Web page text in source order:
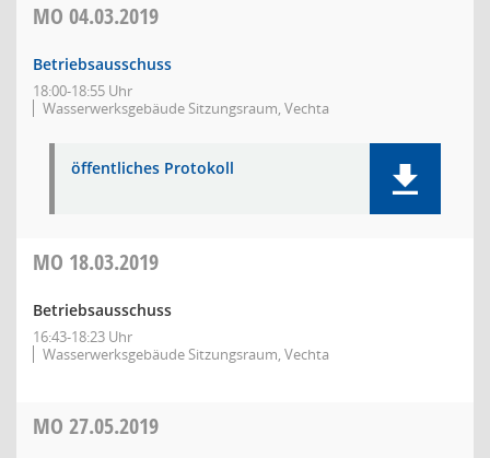
MO 04.03.2019
Betriebsausschuss
18:00-18:55 Uhr
Wasserwerksgebäude Sitzungsraum, Vechta
öffentliches Protokoll
MO 18.03.2019
Betriebsausschuss
16:43-18:23 Uhr
Wasserwerksgebäude Sitzungsraum, Vechta
MO 27.05.2019